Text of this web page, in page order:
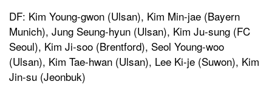
DF: Kim Young-gwon (Ulsan), Kim Min-jae (Bayern
Munich), Jung Seung-hyun (Ulsan), Kim Ju-sung (FC
Seoul), Kim Ji-soo (Brentford), Seol Young-woo
(Ulsan), Kim Tae-hwan (Ulsan), Lee Ki-je (Suwon), Kim
Jin-su (Jeonbuk)